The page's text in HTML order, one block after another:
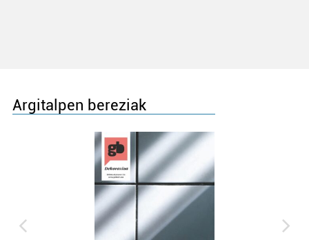
Argitalpen bereziak